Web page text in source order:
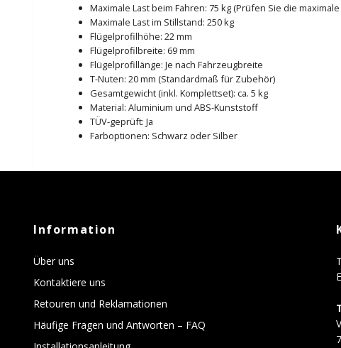
Maximale Last beim Fahren: 75 kg (Prüfen Sie die
Maximale Last im Stillstand: 250 kg
Flügelprofilhöhe: 22 mm
Flügelprofilbreite: 69 mm
Flügelprofillänge: Je nach Fahrzeugbreite
T-Nuten: 20 mm (Standardmaß für Zubehör)
Gesamtgewicht (inkl. Komplettset): ca. 5 kg
Material: Aluminium und ABS-Kunststoff
TÜV-geprüft: Ja
Farboptionen: Schwarz oder Silber
Information
Über uns
Kontaktiere uns
Retouren und Reklamationen
Häufige Fragen und Antworten – FAQ